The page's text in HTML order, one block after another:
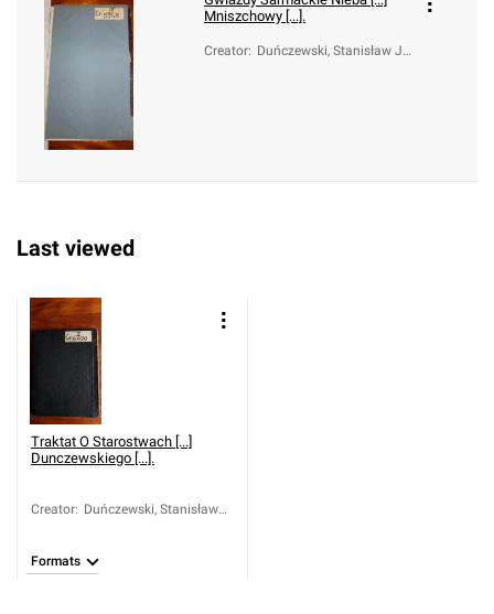
Mniszchowy [...].
Creator: Duńczewski, Stanisław Jó
Last viewed
Traktat O Starostwach [...]
Dunczewskiego [...].
Creator: Duńczewski, Stanisław
Formats